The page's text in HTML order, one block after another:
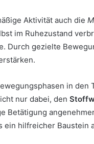
Aktivität auch die
im Ruhezustand
Durch gezielte
in
nur dabei, den
Betätigung
ein hilfreicher Baustein